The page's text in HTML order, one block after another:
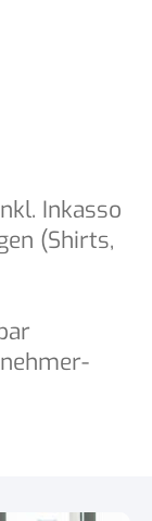
Inkasso
(Shirts,